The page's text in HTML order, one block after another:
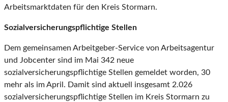
Arbeitsmarktdaten für den Kreis Stormarn.
Sozialversicherungspflichtige Stellen
Dem gemeinsamen Arbeitgeber-Service von Arbeitsagentur
und Jobcenter sind im Mai 342 neue
sozialversicherungspflichtige Stellen gemeldet worden, 30
mehr als im April. Damit sind aktuell insgesamt 2.026
sozialversicherungspflichtige Stellen im Kreis Stormarn zu